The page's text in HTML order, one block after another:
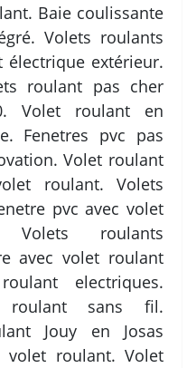
Baie coulissante
Volets roulants
extérieur.
roulant pas cher
Volet roulant en
Fenetres pvc pas
Volet roulant
roulant. Volets
pvc avec volet
Volets roulants
avec volet roulant
electriques.
roulant sans fil.
Jouy en Josas
volet roulant. Volet